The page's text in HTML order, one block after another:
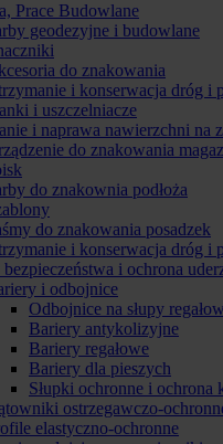
Prace Budowlane
geodezyjne i budowlane
do znakowania
i konserwacja dróg i
i uszczelniacze
i naprawa nawierzchni na
do znakowania
do znakownia podłoża
do znakowania posadzek
i konserwacja dróg i
bezpieczeństwa i ochrona
i odbojnice
Odbojnice na słupy
Bariery antykolizyjne
Bariery regałowe
Bariery dla pieszych
Słupki ochronne i ochrona
ostrzegawczo-
elastyczno-ochronne